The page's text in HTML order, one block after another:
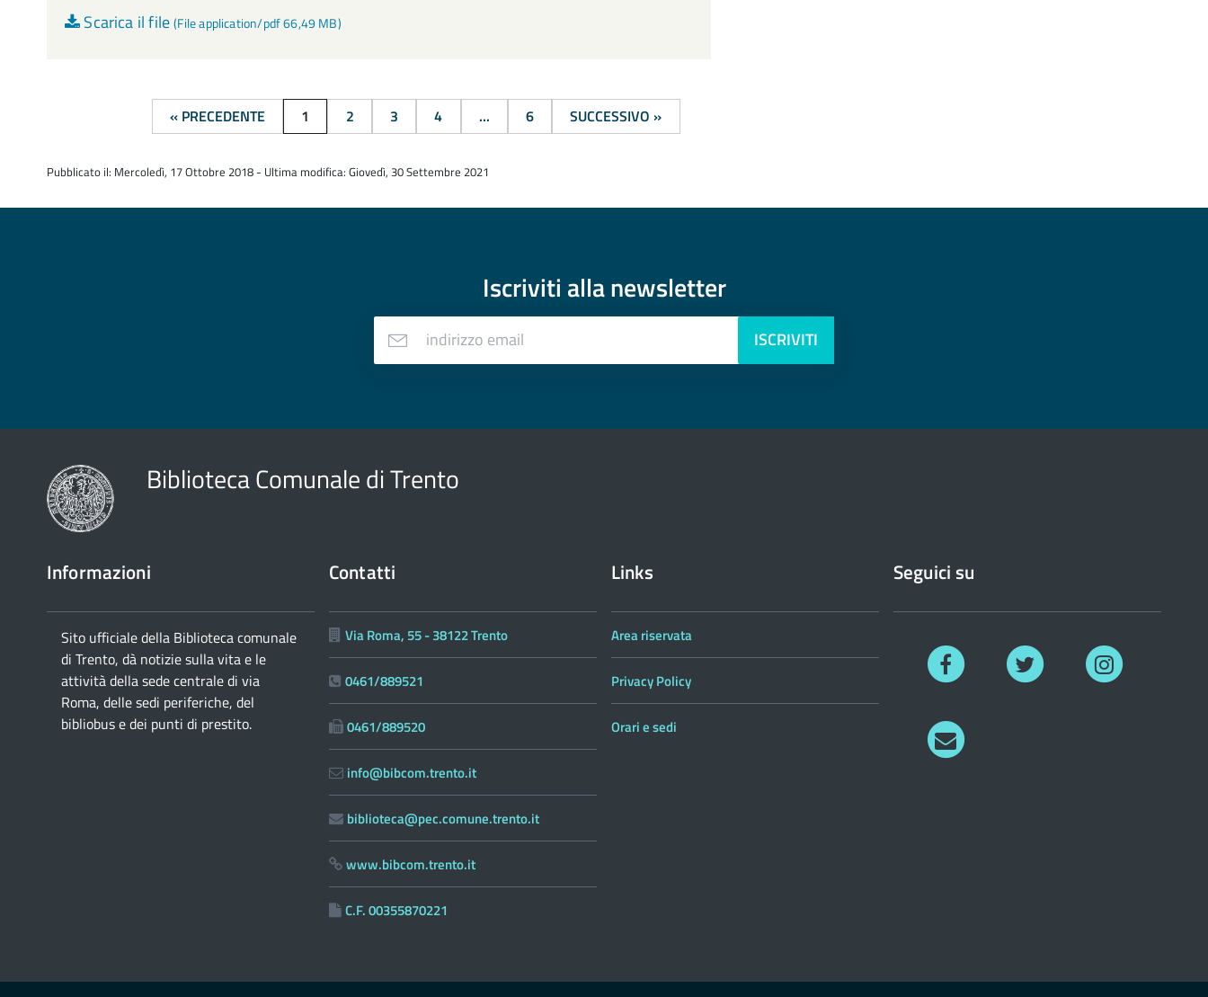
Scarica il file(File application/pdf 66,49 MB)
« PRECEDENTE 1 2 3 4 ... 6 SUCCESSIVO »
Pubblicato il: Mercoledì, 17 Ottobre 2018 - Ultima modifica: Giovedì, 30 Settembre 2021
Iscriviti allanewsletter
indirizzo email ISCRIVITI
Biblioteca Comunale di Trento
Informazioni
Sito ufficiale della Biblioteca comunale
di Trento, dà notizie sulla vita e le
attività della sede centrale di via
Roma, delle sedi periferiche, del
bibliobus e dei punti di prestito.
Contatti
Via Roma, 55 - 38122 Trento
0461/889521
0461/889520
info@bibcom.trento.it
biblioteca@pec.comune.trento.it
www.bibcom.trento.it
C.F. 00355870221
Links
Area riservata
Privacy Policy
Orari e sedi
Seguici su
Facebook